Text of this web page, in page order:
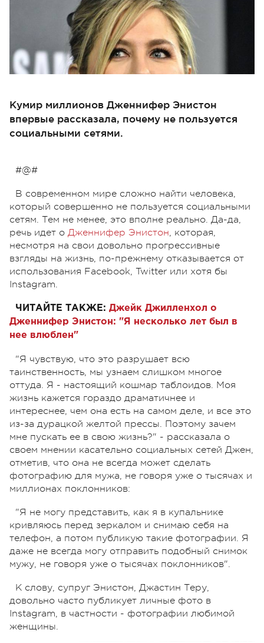
Кумир миллионов Дженнифер Энистон
впервые рассказала, почему не пользуется
социальными сетями.
#@#
В современном мире сложно найти человека,
который совершенно не пользуется социальными
сетям. Тем не менее, это вполне реально. Да-да,
речь идет о Дженнифер Энистон, которая,
несмотря на свои довольно прогрессивные
взгляды на жизнь, по-прежнему отказывается от
использования Facebook, Twitter или хотя бы
Instagram.
ЧИТАЙТЕ ТАКЖЕ: Джейк Джилленхол о
Дженнифер Энистон: "Я несколько лет был в
нее влюблен"
"Я чувствую, что это разрушает всю
таинственность, мы узнаем слишком многое
оттуда. Я - настоящий кошмар таблоидов. Моя
жизнь кажется гораздо драматичнее и
интереснее, чем она есть на самом деле, и все это
из-за дурацкой желтой прессы. Поэтому зачем
мне пускать ее в свою жизнь?" - рассказала о
своем мнении касательно социальных сетей Джен,
отметив, что она не всегда может сделать
фотографию для мужа, не говоря уже о тысячах и
миллионах поклонников:
"Я не могу представить, как я в купальнике
кривляюсь перед зеркалом и снимаю себя на
телефон, а потом публикую такие фотографии. Я
даже не всегда могу отправить подобный снимок
мужу, не говоря уже о тысячах поклонников".
К слову, супруг Энистон, Джастин Теру,
довольно часто публикует личные фото в
Instagram, в частности - фотографии любимой
женщины.